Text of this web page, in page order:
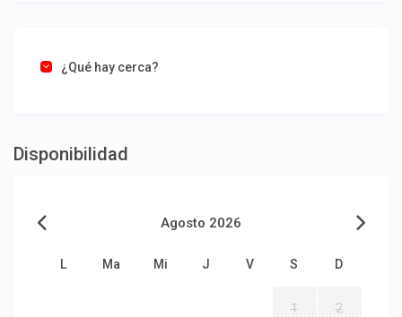
¿Qué hay cerca?
Disponibilidad
Agosto 2026
L Ma Mi J V S D
1 2